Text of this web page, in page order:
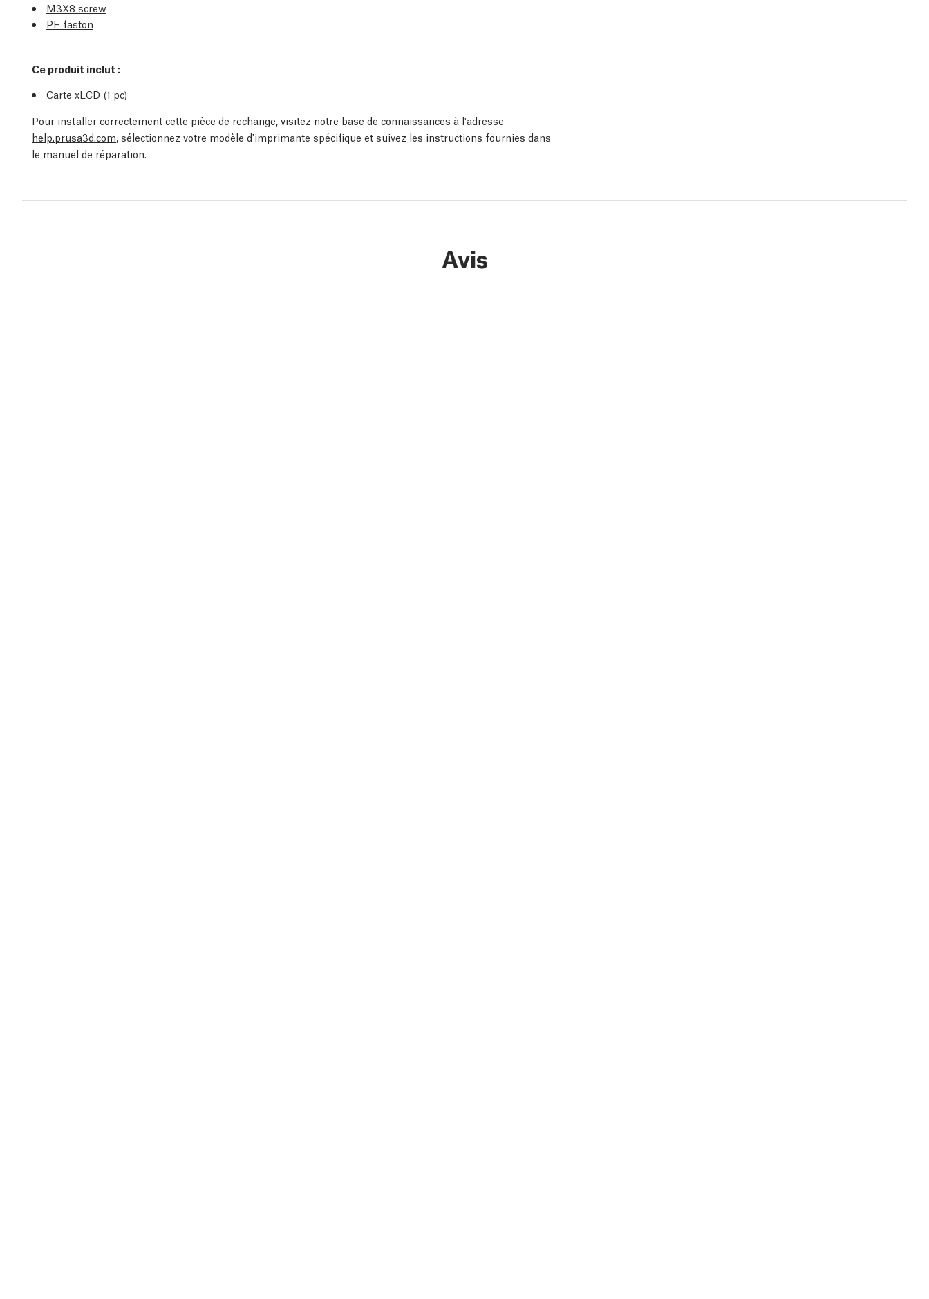
M3X8 screw
PE faston
Ce produit inclut :
Carte xLCD (1 pc)
Pour installer correctement cette pièce de rechange, visitez notre base de connaissances à l'adresse
help.prusa3d.com, sélectionnez votre modèle d'imprimante spécifique et suivez les instructions fournies dans
le manuel de réparation.
Avis